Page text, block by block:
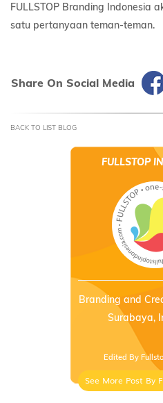
FULLSTOP Branding Indonesia
satu pertanyaan teman-teman.
Share On Social Media
BACK TO LIST BLOG
FULLSTOP
Branding and
Surabaya,
Edited By
See More Post By